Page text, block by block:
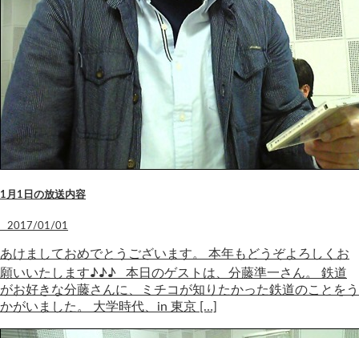
1月1日の放送内容
2017/01/01
あけましておめでとうございます。 本年もどうぞよろしくお
願いいたします♪♪♪ 本日のゲストは、分藤準一さん。 鉄道
がお好きな分藤さんに、ミチコが知りたかった鉄道のことをう
かがいました。 大学時代、in 東京 […]